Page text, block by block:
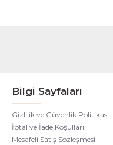
Bilgi Sayfaları
Gizlilik ve Güvenlik Politikası
İptal ve İade Koşulları
Mesafeli Satış Sözleşmesi